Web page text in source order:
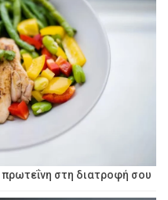
στη διατροφή σου